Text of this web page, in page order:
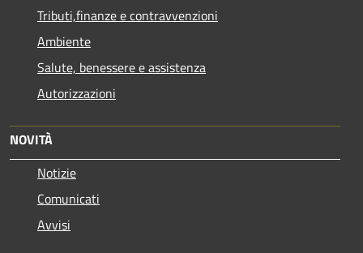
Tributi,finanze e contravvenzioni
Ambiente
Salute, benessere e assistenza
Autorizzazioni
NOVITÀ
Notizie
Comunicati
Avvisi